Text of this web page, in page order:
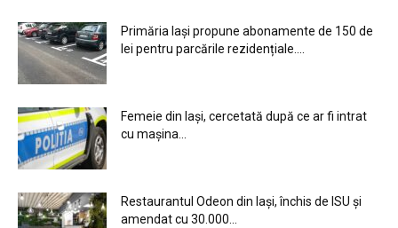
Primăria Iași propune abonamente de 150 de
lei pentru parcările rezidențiale....
Femeie din Iași, cercetată după ce ar fi intrat
cu mașina...
Restaurantul Odeon din Iași, închis de ISU și
amendat cu 30.000...